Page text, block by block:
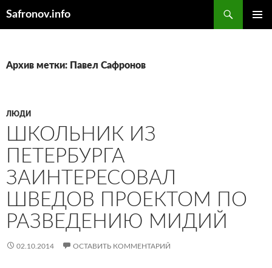
Safronov.info
Архив метки: Павел Сафронов
ЛЮДИ
ШКОЛЬНИК ИЗ
ПЕТЕРБУРГА
ЗАИНТЕРЕСОВАЛ
ШВЕДОВ ПРОЕКТОМ ПО
РАЗВЕДЕНИЮ МИДИЙ
02.10.2014 ОСТАВИТЬ КОММЕНТАРИЙ